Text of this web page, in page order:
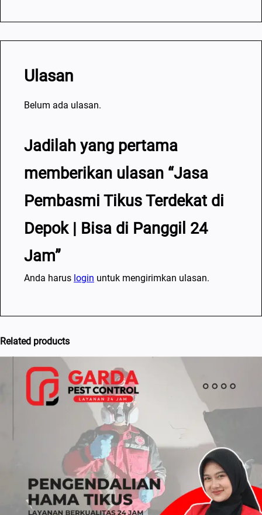
Ulasan
Belum ada ulasan.
Jadilah yang pertama
memberikan ulasan “Jasa
Pembasmi Tikus Terdekat di
Depok | Bisa di Panggil 24
Jam”
Anda harus login untuk mengirimkan ulasan.
Related products